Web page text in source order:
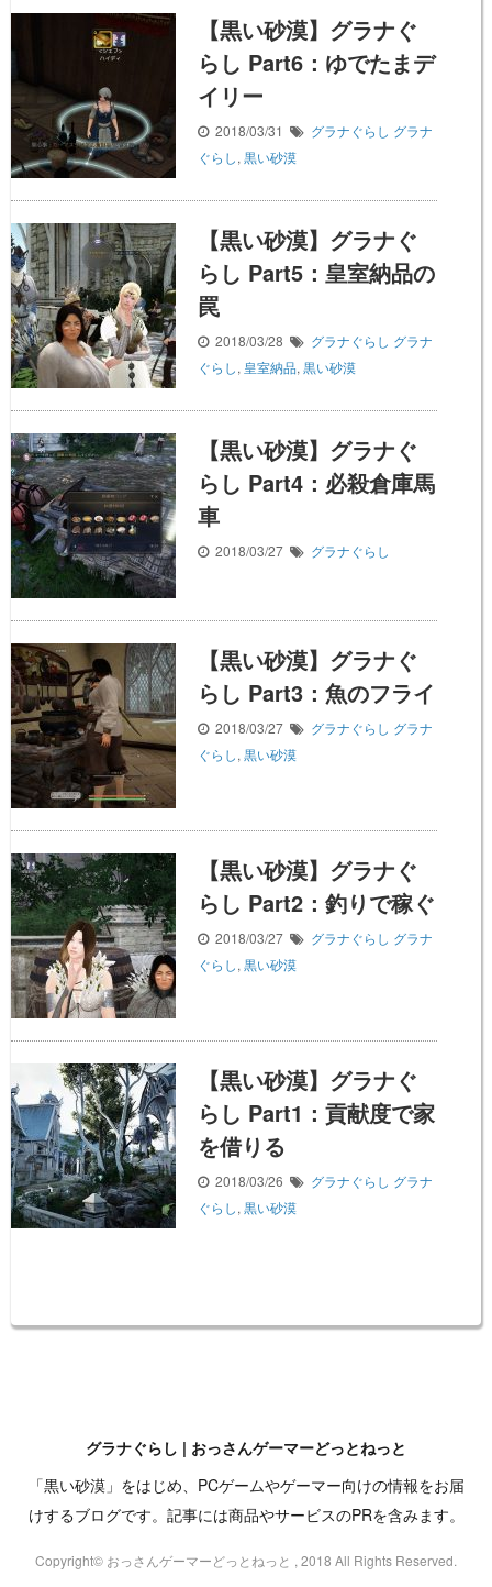
【黒い砂漠】グラナぐ
らし Part6：ゆでたまデ
イリー
2018/03/31 グラナぐらし グラナ
ぐらし, 黒い砂漠
【黒い砂漠】グラナぐ
らし Part5：皇室納品の
罠
2018/03/28 グラナぐらし グラナ
ぐらし, 皇室納品, 黒い砂漠
【黒い砂漠】グラナぐ
らし Part4：必殺倉庫馬
車
2018/03/27 グラナぐらし
【黒い砂漠】グラナぐ
らし Part3：魚のフライ
2018/03/27 グラナぐらし グラナ
ぐらし, 黒い砂漠
【黒い砂漠】グラナぐ
らし Part2：釣りで稼ぐ
2018/03/27 グラナぐらし グラナ
ぐらし, 黒い砂漠
【黒い砂漠】グラナぐ
らし Part1：貢献度で家
を借りる
2018/03/26 グラナぐらし グラナ
ぐらし, 黒い砂漠
グラナぐらし | おっさんゲーマーどっとねっと
「黒い砂漠」をはじめ、PCゲームやゲーマー向けの情報をお届
けするブログです。記事には商品やサービスのPRを含みます。
Copyright© おっさんゲーマーどっとねっと , 2018 All Rights Reserved.